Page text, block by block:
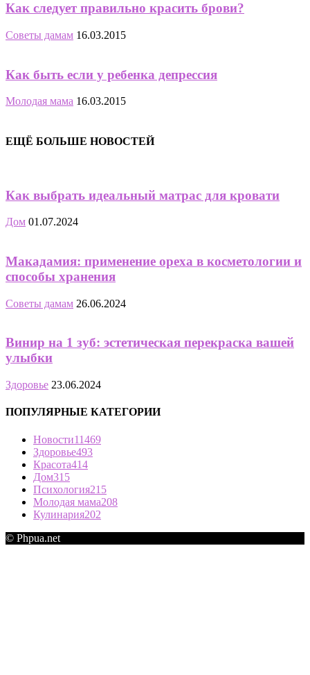
Как следует правильно красить брови?
Советы дамам 16.03.2015
Как быть если у ребенка депрессия
Молодая мама 16.03.2015
ЕЩЁ БОЛЬШЕ НОВОСТЕЙ
Как выбрать идеальный матрас для кровати
Дом 01.07.2024
Макадамия: применение ореха в косметологии и
способы хранения
Советы дамам 26.06.2024
Винир на 1 зуб: эстетическая перекраска вашей
улыбки
Здоровье 23.06.2024
ПОПУЛЯРНЫЕ КАТЕГОРИИ
Новости11469
Здоровье493
Красота414
Дом315
Психология215
Молодая мама208
Кулинария202
© Phpua.net